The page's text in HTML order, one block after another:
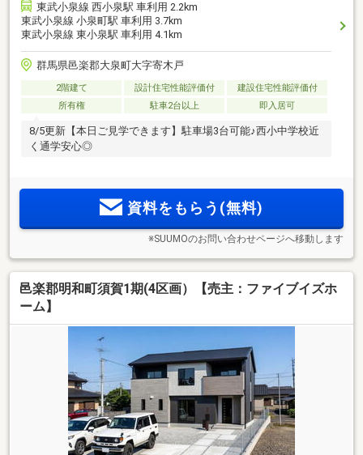
東武小泉線 西小泉駅 車利用 2.2km
東武小泉線 小泉町駅 車利用 3.7km
東武小泉線 東小泉駅 車利用 4.1km
群馬県邑楽郡大泉町大字寄木戸
2階建て 設計住宅性能評価付
建設住宅性能評価付
所有権
駐車2台以上 即入居可
8/5更新【本日ご見学できます】駐車場3台可能♪西小中学校近
く通学安心◎
資料をもらう(無料)
※SUUMOのお問い合わせページへ移動します
邑楽郡明和町須賀1期(4区画）【売主：ファイブイズホ
ーム】